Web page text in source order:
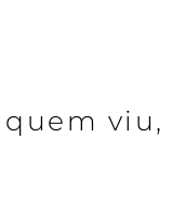
quem viu,